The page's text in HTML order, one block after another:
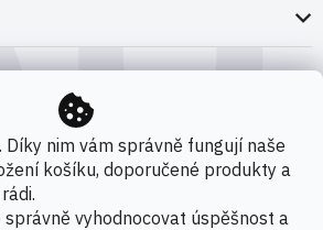
Díky nim vám správně fungují naše
košíku, doporučené produkty a
vyhodnocovat úspěšnost a
osoby
Možnosti platby